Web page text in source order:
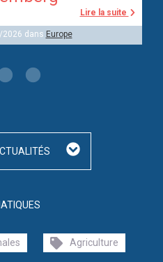
Lire la suite
2026 dans Europe
Agriculture